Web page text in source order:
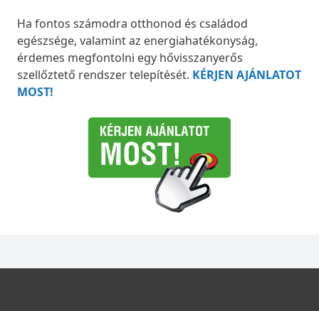
Ha fontos számodra otthonod és családod
egészsége, valamint az energiahatékonyság,
érdemes megfontolni egy hővisszanyerős
szellőztető rendszer telepítését. KÉRJEN AJÁNLATOT
MOST!